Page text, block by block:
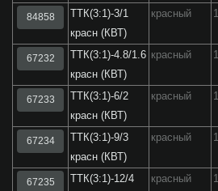
84858
ТТК(3:1)-3/1
красн (КВТ)
красный
67232
ТТК(3:1)-4.8/1.6
красн (КВТ)
красный 1
67233
ТТК(3:1)-6/2
красн (КВТ)
красный 1
67234
ТТК(3:1)-9/3
красн (КВТ)
красный
67235
ТТК(3:1)-12/4
красный